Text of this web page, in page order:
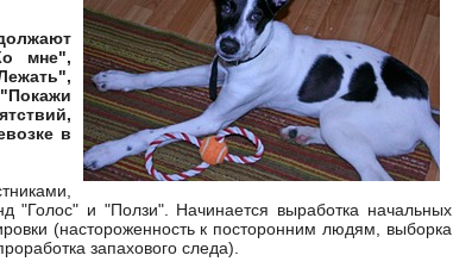
мне",
в
"Голос" и "Ползи". Начинается выработка начальных
(настороженность к посторонним людям, выборка
запахового следа).